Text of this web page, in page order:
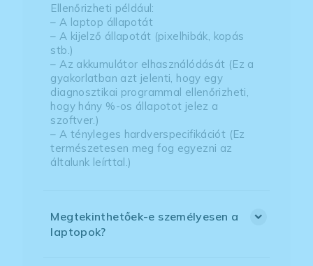
Ellenőrizheti például:
– A laptop állapotát
– A kijelző állapotát (pixelhibák, kopás
stb.)
– Az akkumulátor elhasználódását (Ez a
gyakorlatban azt jelenti, hogy egy
diagnosztikai programmal ellenőrizheti,
hogy hány %-os állapotot jelez a
szoftver.)
– A tényleges hardverspecifikációt (Ez
természetesen meg fog egyezni az
általunk leírttal.)
Megtekinthetőek-e személyesen a
laptopok?